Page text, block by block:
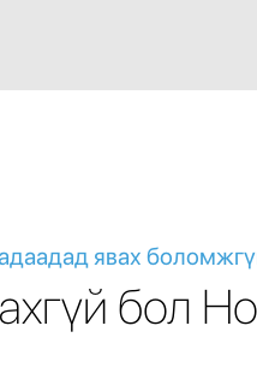
явах
бол